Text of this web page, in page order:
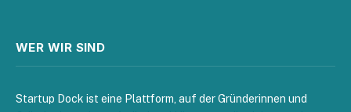
WER WIR SIND
Startup Dock ist eine Plattform, auf der Gründerinnen und